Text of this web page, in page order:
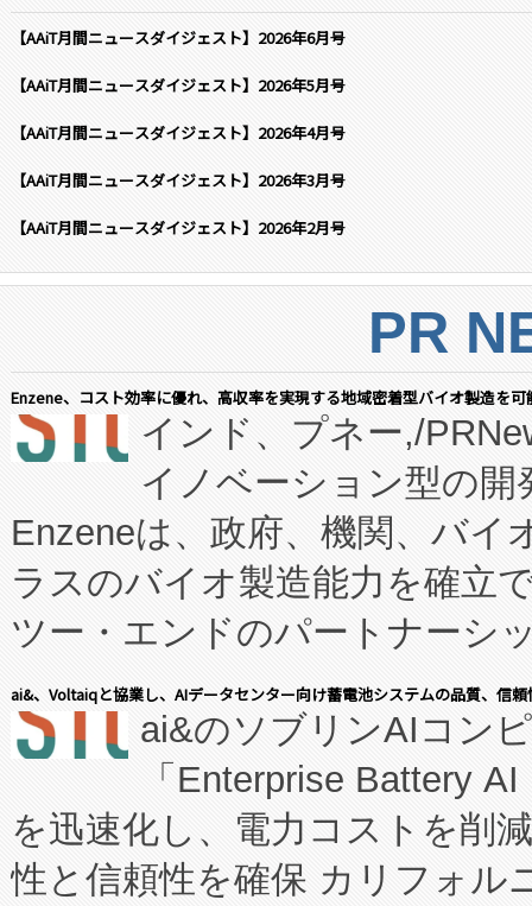
【AAiT月間ニュースダイジェスト】2026年6月号
【AAiT月間ニュースダイジェスト】2026年5月号
【AAiT月間ニュースダイジェスト】2026年4月号
【AAiT月間ニュースダイジェスト】2026年3月号
【AAiT月間ニュースダイジェスト】2026年2月号
PR
Enzene、コスト効率に優れ、高収率を実現する地域密着型バイオ製造を
インド、プネー,/
イノベーション型の
Enzeneは、政府、機関、バイ
ラスのバイオ製造能力を確立
ツー・エンドのパートナーシ
表しました。 同社の実績ある
manufacturing™ (FCCM™) プ
たNeXは、バイオ医薬品製造
従来のフェッドバッチ施設の
に、患者やサプライチェーン
ai&、Voltaiqと協業し、AIデータセンター向け蓄電池システムの品質、信
ai&のソブリンAIコン
「Enterprise Battery
を迅速化し、電力コストを削
性と信頼性を確保 カリフォル